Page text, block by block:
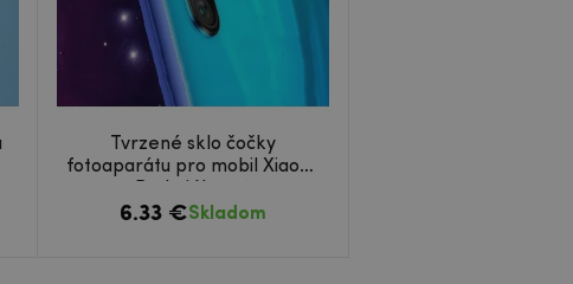
Tvrzené sklo čočky
fotoaparátu pro mobil Xiaomi
6.33 €Skladom